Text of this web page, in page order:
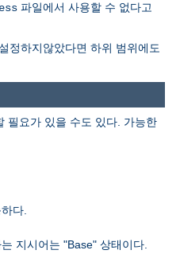
파일에서 사용할 수 없다고
정하지않았다면 하위 범위에도
필요가 있을 수도 있다. 가능한
다.
지시어는 "Base" 상태이다.